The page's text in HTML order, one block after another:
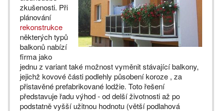
zkušenosti. Při
plánování
rekonstrukce
některých typů
balkonů nabízí
firma jako
jednu z variant také možnost vyměnit stávající balkony,
jejichž kovové části podlehly působení koroze , za
přistavěné prefabrikované lodžie. Toto řešení
představuje řadu výhod - od delší životnosti až po
podstatně vyšší užitnou hodnotu (větší podlahová